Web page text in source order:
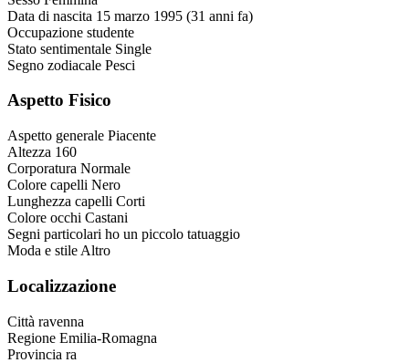
Data di nascita 15 marzo 1995 (31 anni fa)
Occupazione studente
Stato sentimentale Single
Segno zodiacale Pesci
Aspetto Fisico
Aspetto generale Piacente
Altezza 160
Corporatura Normale
Colore capelli Nero
Lunghezza capelli Corti
Colore occhi Castani
Segni particolari ho un piccolo tatuaggio
Moda e stile Altro
Localizzazione
Città ravenna
Regione Emilia-Romagna
Provincia ra